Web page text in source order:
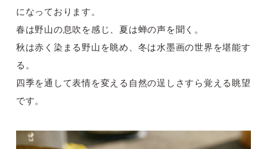
になっております。
春は野山の息吹を感じ、夏は蝉の声を聞く。
秋は赤く染まる野山を眺め、冬は水墨画の世界を堪能す
る。
四季を通して表情を変える自然の逞しさすら覚える眺望
です。